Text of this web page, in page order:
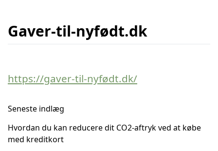
Gaver-til-nyfødt.dk
https://gaver-til-nyfødt.dk/
Seneste indlæg
Hvordan du kan reducere dit CO2-aftryk ved at købe
med kreditkort